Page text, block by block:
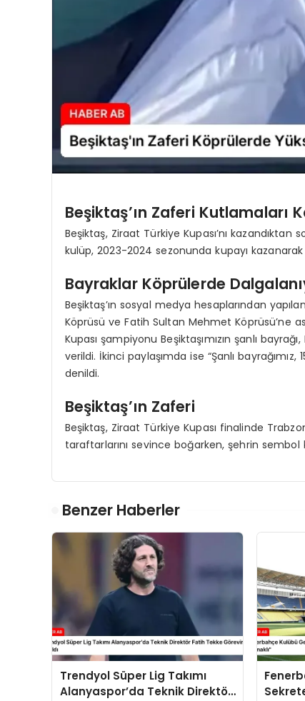
Beşiktaş’ın Zaferi Kutlamaları
Beşiktaş, Ziraat Türkiye Kupası’nı
kulüp, 2023-2024 sezonunda kupayı
Bayraklar Köprülerde
Beşiktaş’ın sosyal medya hesaplarından
Köprüsü ve Fatih Sultan Mehmet Köprüsü’ne
Kupası şampiyonu Beşiktaşımızın şanlı
verildi. İkinci paylaşımda ise “Şanlı
denildi.
Beşiktaş’ın Zaferi
Beşiktaş, Ziraat Türkiye Kupası finalinde
taraftarlarını sevince boğarken, şehrin sembol
Benzer Haberler
Trendyol Süper Lig Takımı
Alanyaspor’da Teknik Direktör